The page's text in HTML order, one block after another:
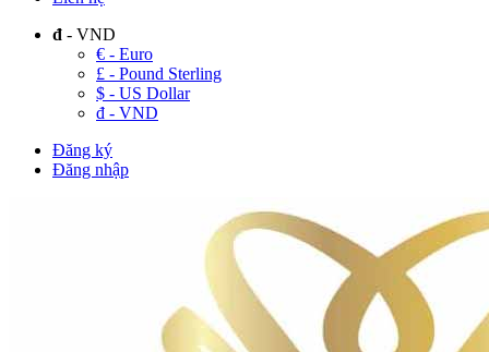
đ - VND
€ - Euro
£ - Pound Sterling
$ - US Dollar
đ - VND
Đăng ký
Đăng nhập